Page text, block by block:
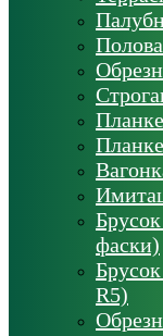
фаски)
R5)